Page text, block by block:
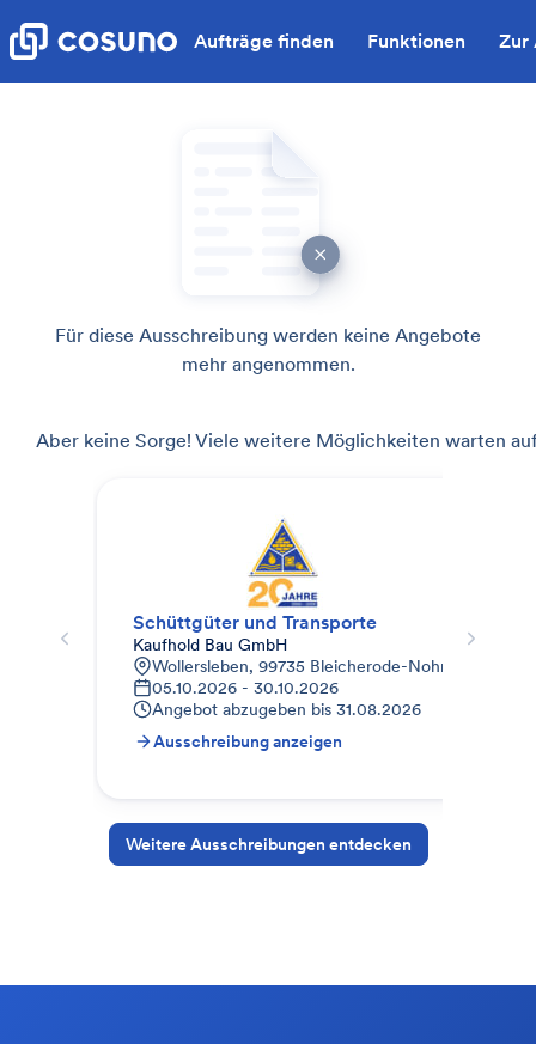
Aufträge finden Funktionen Zur
Für diese Ausschreibung werden keine Angebote
mehr angenommen.
Aber keine Sorge! Viele weitere Möglichkeiten warten
Schüttgüter und Transporte
Kaufhold Bau GmbH
Wollersleben, 99735 Bleicherode-Nohra,
05.10.2026 - 30.10.2026
Angebot abzugeben bis 31.08.2026
Ausschreibung anzeigen
Weitere Ausschreibungen entdecken